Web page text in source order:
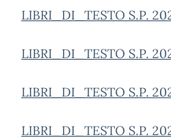
LIBRI_DI_TESTO S.P.
LIBRI_DI_TESTO S.P.
LIBRI_DI_TESTO S.P.
LIBRI_DI_TESTO S.P.